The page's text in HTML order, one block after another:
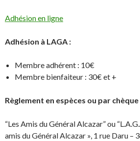
Adhésion en ligne
Adhésion à LAGA :
Membre adhérent : 10€
Membre bienfaiteur : 30€ et +
Règlement en espèces ou par chèque
“Les Amis du Général Alcazar” ou
amis du Général Alcazar », 1 rue Daru